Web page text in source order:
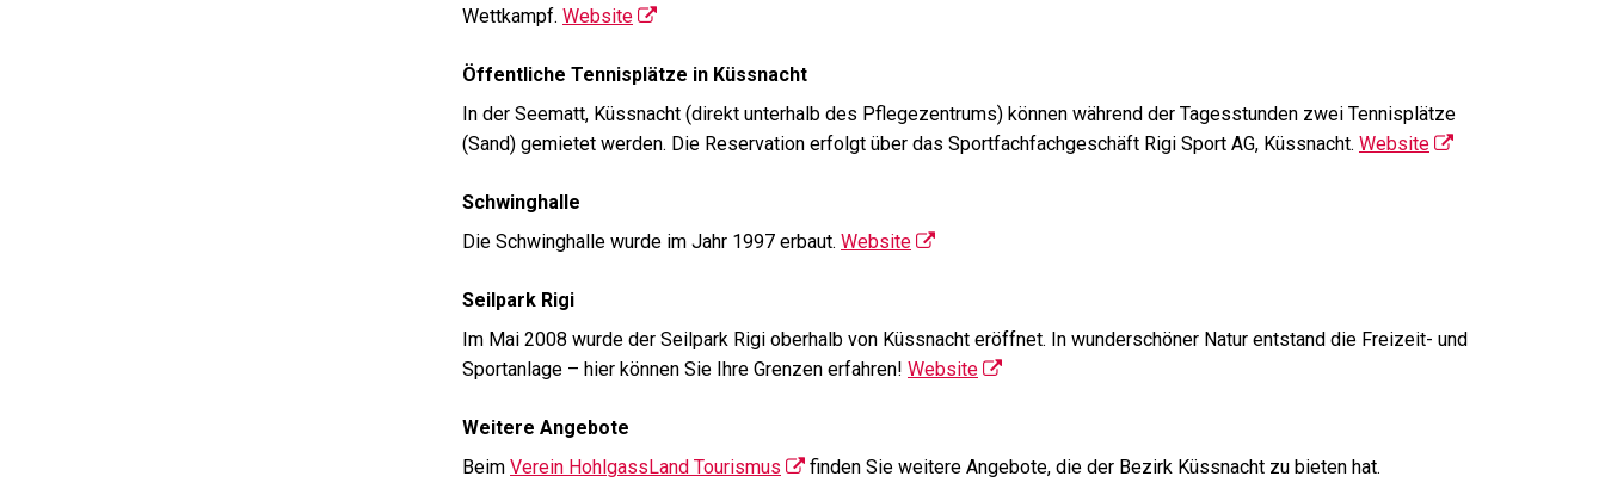
Wettkampf. Website
Öffentliche Tennisplätze in Küssnacht
In der Seematt, Küssnacht (direkt unterhalb des Pflegezentrums) können während der Tagesstunden zwei Tennisplätze
(Sand) gemietet werden. Die Reservation erfolgt über das Sportfachfachgeschäft Rigi Sport AG, Küssnacht. Website
Schwinghalle
Die Schwinghalle wurde im Jahr 1997 erbaut. Website
Seilpark Rigi
Im Mai 2008 wurde der Seilpark Rigi oberhalb von Küssnacht eröffnet. In wunderschöner Natur entstand die Freizeit- und
Sportanlage – hier können Sie Ihre Grenzen erfahren! Website
Weitere Angebote
Beim Verein HohlgassLand Tourismus finden Sie weitere Angebote, die der Bezirk Küssnacht zu bieten hat.